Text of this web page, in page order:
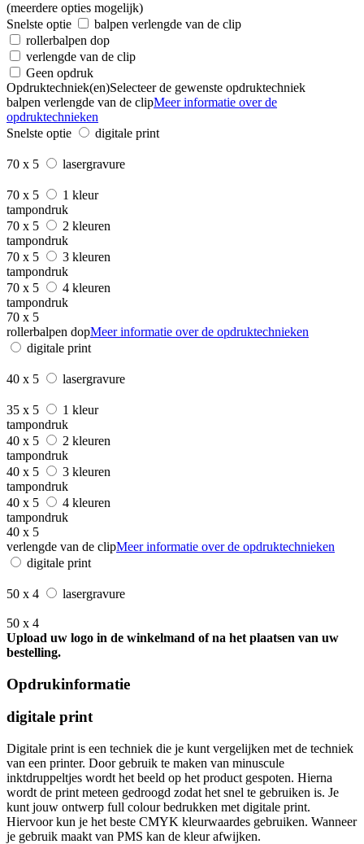
(meerdere opties mogelijk)
Snelste optie
balpen verlengde van de clip
rollerbalpen dop
verlengde van de clip
Geen opdruk
Opdruktechniek(en)Selecteer de gewenste opdruktechniek
balpen verlengde van de clipMeer informatie over de
opdruktechnieken
Snelste optie
digitale print
70 x 5 lasergravure
70 x 5
1 kleur
tampondruk
70 x 5
2 kleuren
tampondruk
70 x 5
3 kleuren
tampondruk
70 x 5
4 kleuren
tampondruk
70 x 5
rollerbalpen dopMeer informatie over de opdruktechnieken
digitale print
40 x 5 lasergravure
35 x 5
1 kleur
tampondruk
40 x 5
2 kleuren
tampondruk
40 x 5
3 kleuren
tampondruk
40 x 5
4 kleuren
tampondruk
40 x 5
verlengde van de clipMeer informatie over de opdruktechnieken
digitale print
50 x 4 lasergravure
50 x 4
Upload uw logo in de winkelmand of na het plaatsen van uw
bestelling.
Opdrukinformatie
digitale print
Digitale print is een techniek die je kunt vergelijken met de techniek
van een printer. Door gebruik te maken van minuscule
inktdruppeltjes wordt het beeld op het product gespoten. Hierna
wordt de print meteen gedroogd zodat het snel te gebruiken is. Je
kunt jouw ontwerp full colour bedrukken met digitale print.
Hiervoor kun je het beste CMYK kleurwaardes gebruiken. Wanneer
je gebruik maakt van PMS kan de kleur afwijken.